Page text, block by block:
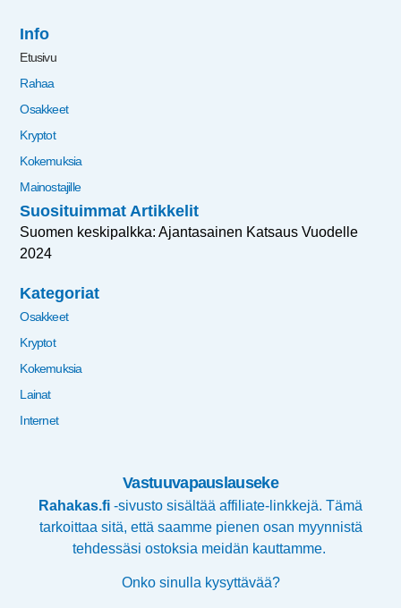
Info
Etusivu
Rahaa
Osakkeet
Kryptot
Kokemuksia
Mainostajille
Suosituimmat Artikkelit
Suomen keskipalkka: Ajantasainen Katsaus Vuodelle
2024
Kategoriat
Osakkeet
Kryptot
Kokemuksia
Lainat
Internet
Vastuuvapauslauseke
Rahakas.fi -sivusto sisältää affiliate-linkkejä. Tämä
tarkoittaa sitä, että saamme pienen osan myynnistä
tehdessäsi ostoksia meidän kauttamme.
Onko sinulla kysyttävää?